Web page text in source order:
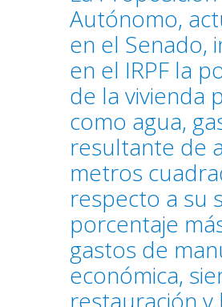
Autónomo,
en el Senado,
en el IRPF la
de la vivienda
como agua,
resultante de
metros
respecto a su
porcentaje
gastos de
económica,
restauración